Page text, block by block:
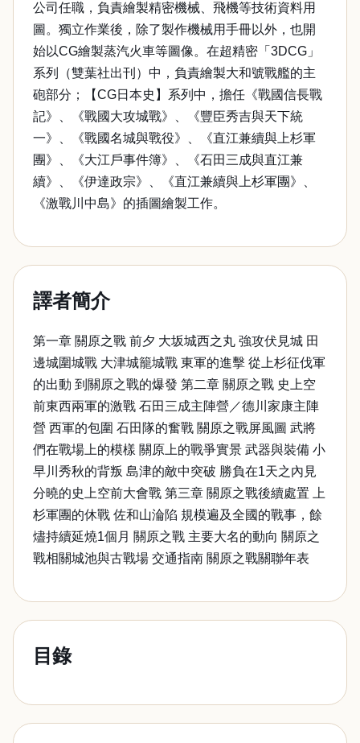
公司任職，負責繪製精密機械、飛機等技術資料用
圖。獨立作業後，除了製作機械用手冊以外，也開
始以CG繪製蒸汽火車等圖像。在超精密「3DCG」
系列（雙葉社出刊）中，負責繪製大和號戰艦的主
砲部分；【CG日本史】系列中，擔任《戰國信長戰
記》、《戰國大攻城戰》、《豐臣秀吉與天下統
一》、《戰國名城與戰役》、《直江兼續與上杉軍
團》、《大江戶事件簿》、《石田三成與直江兼
續》、《伊達政宗》、《直江兼續與上杉軍團》、
《激戰川中島》的插圖繪製工作。
譯者簡介
第一章 關原之戰 前夕 大坂城西之丸 強攻伏見城 田
邊城圍城戰 大津城籠城戰 東軍的進擊 從上杉征伐軍
的出動 到關原之戰的爆發 第二章 關原之戰 史上空
前東西兩軍的激戰 石田三成主陣營／德川家康主陣
營 西軍的包圍 石田隊的奮戰 關原之戰屏風圖 武將
們在戰場上的模樣 關原上的戰爭實景 武器與裝備 小
早川秀秋的背叛 島津的敵中突破 勝負在1天之內見
分曉的史上空前大會戰 第三章 關原之戰後續處置 上
杉軍團的休戰 佐和山淪陷 規模遍及全國的戰事，餘
燼持續延燒1個月 關原之戰 主要大名的動向 關原之
戰相關城池與古戰場 交通指南 關原之戰關聯年表
目錄